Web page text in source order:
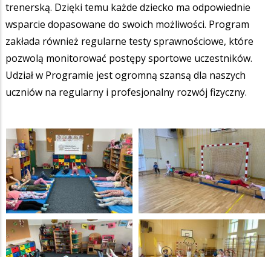
trenerską. Dzięki temu każde dziecko ma odpowiednie
wsparcie dopasowane do swoich możliwości. Program
zakłada również regularne testy sprawnościowe, które
pozwolą monitorować postępy sportowe uczestników.
Udział w Programie jest ogromną szansą dla naszych
uczniów na regularny i profesjonalny rozwój fizyczny.